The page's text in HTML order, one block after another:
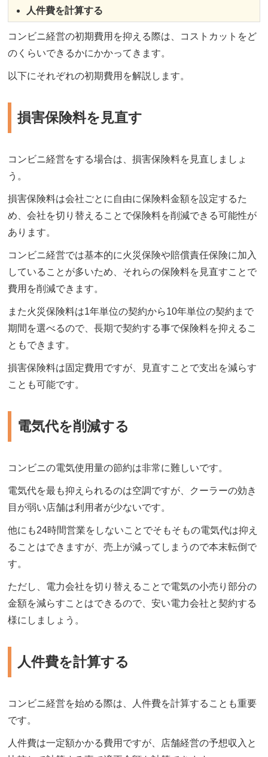
人件費を計算する
コンビニ経営の初期費用を抑える際は、コストカットをど
のくらいできるかにかかってきます。
以下にそれぞれの初期費用を解説します。
損害保険料を見直す
コンビニ経営をする場合は、損害保険料を見直しましょ
う。
損害保険料は会社ごとに自由に保険料金額を設定するた
め、会社を切り替えることで保険料を削減できる可能性が
あります。
コンビニ経営では基本的に火災保険や賠償責任保険に加入
していることが多いため、それらの保険料を見直すことで
費用を削減できます。
また火災保険料は1年単位の契約から10年単位の契約まで
期間を選べるので、長期で契約する事で保険料を抑えるこ
ともできます。
損害保険料は固定費用ですが、見直すことで支出を減らす
ことも可能です。
電気代を削減する
コンビニの電気使用量の節約は非常に難しいです。
電気代を最も抑えられるのは空調ですが、クーラーの効き
目が弱い店舗は利用者が少ないです。
他にも24時間営業をしないことでそもそもの電気代は抑え
ることはできますが、売上が減ってしまうので本末転倒で
す。
ただし、電力会社を切り替えることで電気の小売り部分の
金額を減らすことはできるので、安い電力会社と契約する
様にしましょう。
人件費を計算する
コンビニ経営を始める際は、人件費を計算することも重要
です。
人件費は一定額かかる費用ですが、店舗経営の予想収入と